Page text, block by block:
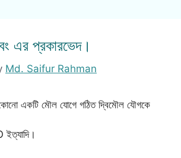
এর প্রকারভেদ।
Md. Saifur Rahman
একটি মৌল যোগে গঠিত দ্বিমৌল যৌগকে